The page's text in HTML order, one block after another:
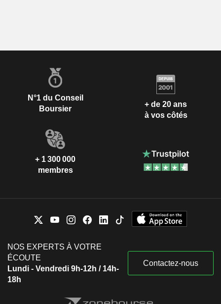
N°1 du Conseil
Boursier
+ de 20 ans
à vos côtés
+ 1 300 000
membres
NOS EXPERTS À VOTRE
ÉCOUTE
Lundi - Vendredi 9h-12h / 14h-
18h
Contactez-nous